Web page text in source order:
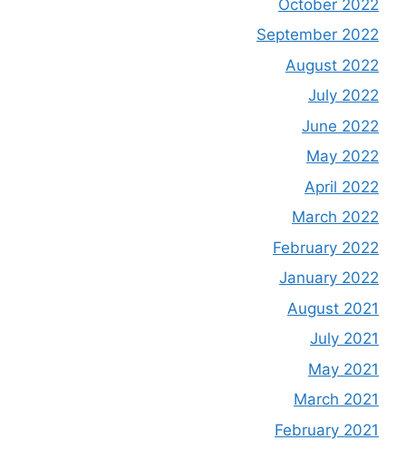
October 2022
September 2022
August 2022
July 2022
June 2022
May 2022
April 2022
March 2022
February 2022
January 2022
August 2021
July 2021
May 2021
March 2021
February 2021